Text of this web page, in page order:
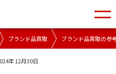
ブランド品買取 ブランド品買取の参
年12月30日